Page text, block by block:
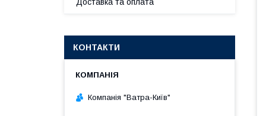
КОНТАКТИ
Компанія "Ватра-Київ"